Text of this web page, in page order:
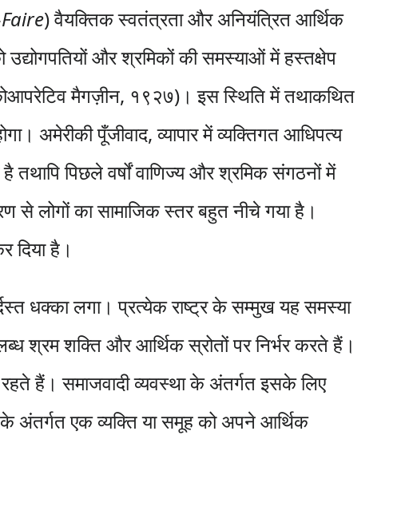
) वैयक्तिक स्वतंत्रता और अनियंत्रित आर्थिक
और श्रमिकों की समस्याओं में हस्तक्षेप
मैगज़ीन, १९२७)। इस स्थिति में तथाकथित
अमेरीकी पूँजीवाद, व्यापार में व्यक्तिगत आधिपत्य
तथापि पिछले वर्षों वाणिज्य और श्रमिक संगठनों में
से लोगों का सामाजिक स्तर बहुत नीचे गया है।
दिया है।
धक्का लगा। प्रत्येक राष्ट्र के सम्मुख यह समस्या
श्रम शक्ति और आर्थिक स्रोतों पर निर्भर करते हैं।
हैं। समाजवादी व्यवस्था के अंतर्गत इसके लिए
के अंतर्गत एक व्यक्ति या समूह को अपने आर्थिक